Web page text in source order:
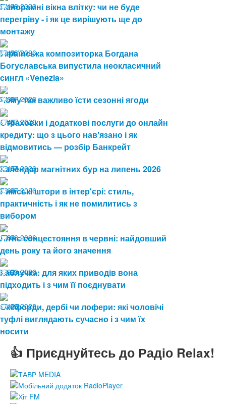
04.08.2026
14
Панорамні вікна влітку: чи не буде
перегріву - і як це вирішують ще до
монтажу
03.08.2026
49
Українська композиторка Богдана
Богуславська випустила неокласичний
сингл «Venezia»
24.07.2026
30
Чому так важливо їсти сезонні ягоди
17.07.2026
48
Страховки і додаткові послуги до онлайн
кредиту: що з цього навʼязано і як
відмовитись — розбір Банкрейт
13.07.2026
151
Календар магнітних бур на липень 2026
08.07.2026
60
Римські штори в інтер'єрі: стиль,
практичність і як не помилитись з
вибором
19.06.2026
86
Літнє сонцестояння в червні: найдовший
день року та його значення
19.06.2026
92
Каблучка: для яких приводів вона
підходить і з чим її поєднувати
15.06.2026
120
Оксфорди, дербі чи лофери: які чоловічі
туфлі виглядають сучасно і з чим їх
носити
👍 Приєднуйтесь до Радіо Relax!